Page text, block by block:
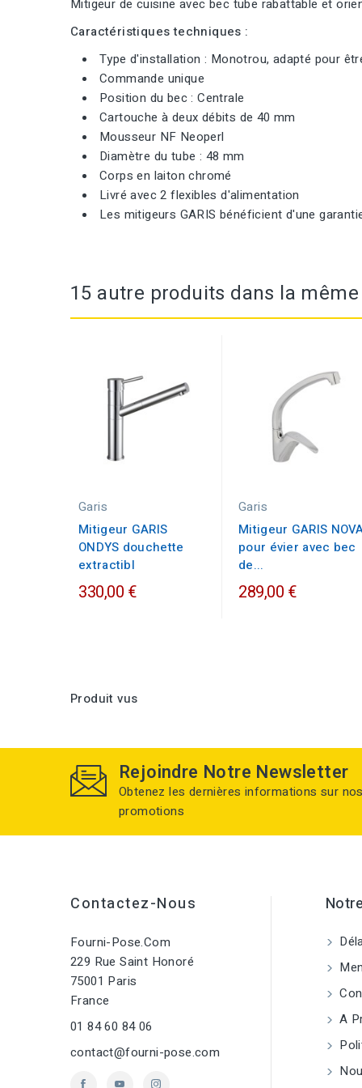
Mitigeur de cuisine avec bec tube rabattable et
Caractéristiques techniques :
Type d'installation : Monotrou, adapté pour
Commande unique
Position du bec : Centrale
Cartouche à deux débits de 40 mm
Mousseur NF Neoperl
Diamètre du tube : 48 mm
Corps en laiton chromé
Livré avec 2 flexibles d'alimentation
Les mitigeurs GARIS bénéficient d'une
15 autre produits dans la
Garis
Mitigeur GARIS
ONDYS douchette
extractibl
330,00 €
Garis
Mitigeur GARIS
pour évier avec bec
de...
289,00 €
Produit vus
Rejoindre Notre Newsletter
Obtenez les dernières informations sur
promotions
Contactez-Nous
Fourni-Pose.com
229 Rue Saint Honoré
75001 Paris
France
01 84 60 84 06
contact@fourni-pose.com
A